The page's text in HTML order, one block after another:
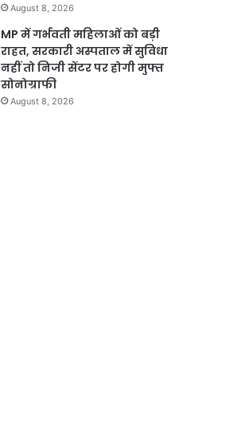
August 8, 2026
MP में गर्भवती महिलाओं को बड़ी
राहत, सरकारी अस्पताल में सुविधा
नहीं तो निजी सेंटर पर होगी मुफ्त
सोनोग्राफी
August 8, 2026